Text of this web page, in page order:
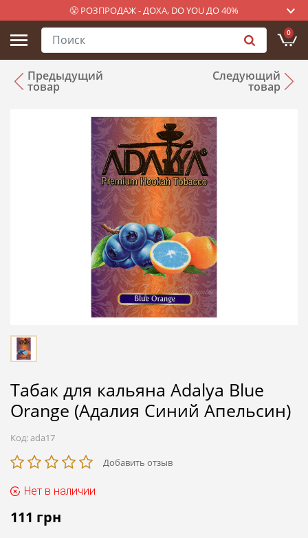
😤 РОЗПРОДАЖ - ДОХА, DO YOU ДО 40%
0
Предыдущий
товар
Следующий
товар
Табак для кальяна Adalya Blue
Orange (Адалия Синий Апельсин)
Код:ada17
Добавить отзыв
Нет в наличии
111 грн